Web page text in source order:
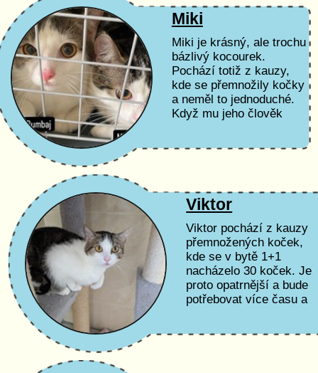
Miki
Miki je krásný, ale trochu
bázlivý kocourek.
Pochází totiž z kauzy,
kde se přemnožily kočky
a neměl to jednoduché.
Když mu jeho člověk
Viktor
Viktor pochází z kauzy
přemnožených koček,
kde se v bytě 1+1
nacházelo 30 koček. Je
proto opatrnější a bude
potřebovat více času a